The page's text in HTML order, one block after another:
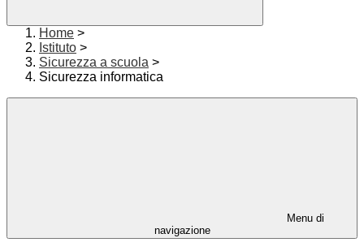
Home >
Istituto >
Sicurezza a scuola >
Sicurezza informatica
Menu di
navigazione